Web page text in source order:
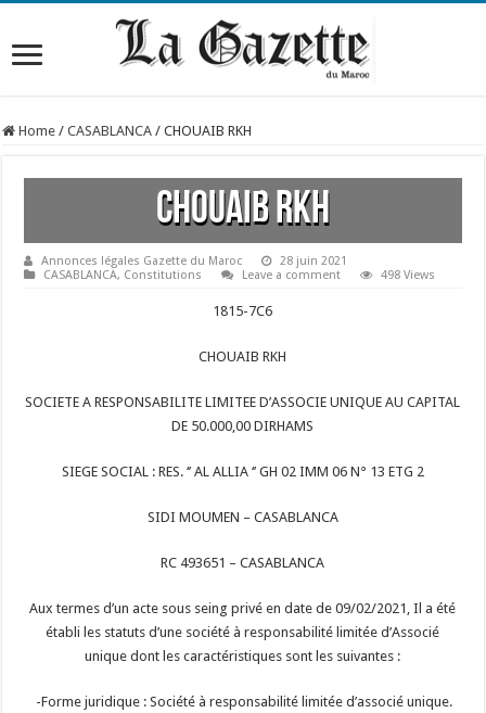
Home / CASABLANCA / CHOUAIB RKH
CHOUAIB RKH
Annonces légales Gazette du Maroc
28 juin 2021
CASABLANCA, Constitutions Leave a comment 498 Views
1815-7C6
CHOUAIB RKH
SOCIETE A RESPONSABILITE LIMITEE D’ASSOCIE UNIQUE AU CAPITAL
DE 50.000,00 DIRHAMS
SIEGE SOCIAL : RES. ‘’ AL ALLIA ‘’ GH 02 IMM 06 N° 13 ETG 2
SIDI MOUMEN – CASABLANCA
RC 493651 – CASABLANCA
Aux termes d’un acte sous seing privé en date de 09/02/2021, Il a été
établi les statuts d’une société à responsabilité limitée d’Associé
unique dont les caractéristiques sont les suivantes :
-Forme juridique : Société à responsabilité limitée d’associé unique.